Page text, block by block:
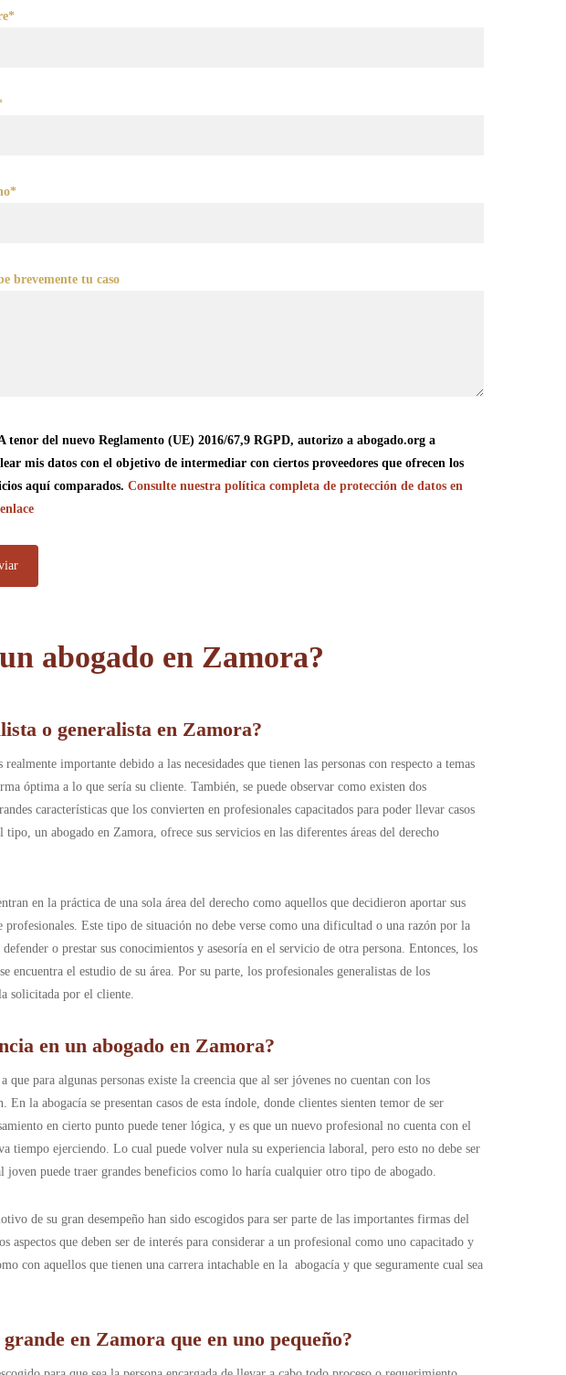
brevemente tu caso
tenor del nuevo Reglamento (UE) 2016/67,9 RGPD, autorizo a abogado.org a
mis datos con el objetivo de intermediar con ciertos proveedores que ofrecen los
aquí comparados. Consulte nuestra política completa de protección de datos en
abogado en Zamora?
o generalista en Zamora?
importante debido a las necesidades que tienen las personas con respecto a temas
óptima a lo que sería su cliente. También, se puede observar como existen dos
características que los convierten en profesionales capacitados para poder llevar casos
un abogado en Zamora, ofrece sus servicios en las diferentes áreas del derecho
en la práctica de una sola área del derecho como aquellos que decidieron aportar sus
profesionales. Este tipo de situación no debe verse como una dificultad o una razón por la
o prestar sus conocimientos y asesoría en el servicio de otra persona. Entonces, los
encuentra el estudio de su área. Por su parte, los profesionales generalistas de los
solicitada por el cliente.
en un abogado en Zamora?
para algunas personas existe la creencia que al ser jóvenes no cuentan con los
la abogacía se presentan casos de esta índole, donde clientes sienten temor de ser
en cierto punto puede tener lógica, y es que un nuevo profesional no cuenta con el
tiempo ejerciendo. Lo cual puede volver nula su experiencia laboral, pero esto no debe ser
puede traer grandes beneficios como lo haría cualquier otro tipo de abogado.
de su gran desempeño han sido escogidos para ser parte de las importantes firmas del
que deben ser de interés para considerar a un profesional como uno capacitado y
con aquellos que tienen una carrera intachable en la abogacía y que seguramente cual sea
en Zamora que en uno pequeño?